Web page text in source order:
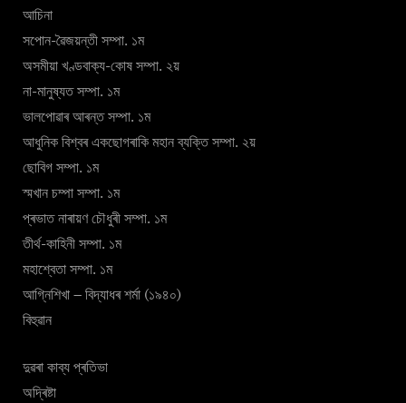
আচিনা
সপোন-ৱৈজয়ন্তী সম্পা. ১ম
অসমীয়া খণ্ডবাক্য-কোষ সম্পা. ২য়
না-মানুষ্যত সম্পা. ১ম
ভালপোৱাৰ আৰন্ত সম্পা. ১ম
আধুনিক বিশ্বৰ একছোগৰাকি মহান ব্যক্তি সম্পা. ২য়
ছোবিগ সম্পা. ১ম
স্মখান চম্পা সম্পা. ১ম
প্ৰভাত নাৰায়ণ চৌধুৰী সম্পা. ১ম
তীৰ্থ-কাহিনী সম্পা. ১ম
মহাশ্বেতা সম্পা. ১ম
আগ্নিশিখা – বিদ্যাধৰ শৰ্মা (১৯৪০)
বিহুৱান
দুৱৰা কাব্য প্ৰতিভা
অদ্ৰিষ্টা